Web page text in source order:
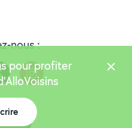
nous :
25.5.2
pour profiter